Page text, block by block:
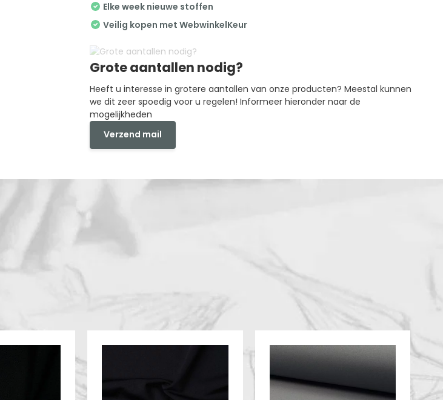
Elke week nieuwe stoffen
Veilig kopen met WebwinkelKeur
Grote aantallen nodig?
Heeft u interesse in grotere aantallen van onze producten? Meestal kunnen
we dit zeer spoedig voor u regelen! Informeer hieronder naar de
mogelijkheden
Verzend mail